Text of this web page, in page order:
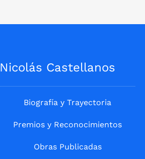
Nicolás Castellanos
Biografía y Trayectoria
Premios y Reconocimientos
Obras Publicadas